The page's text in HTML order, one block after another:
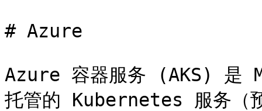
# Azure
Azure 容器服务 (AKS) 是
托管的 Kubernetes 服务（